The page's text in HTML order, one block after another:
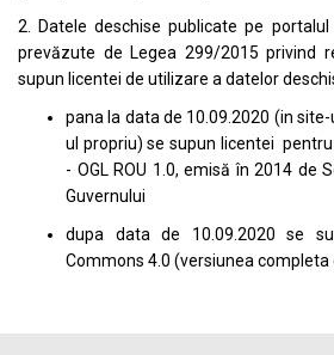
2. Datele deschise publicate pe portalul
prevăzute de Legea 299/2015 privind
supun licentei de utilizare a datelor
pana la data de 10.09.2020 (in
ul propriu) se supun licentei pentru
- OGL ROU 1.0, emisă în 2014 de
Guvernului
dupa data de 10.09.2020 se
Commons 4.0 (versiunea completa